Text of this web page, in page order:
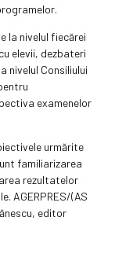
la nivelul fiecărei
elevii, dezbateri
nivelul Consiliului
examenelor
urmărite
familiarizarea
rezultatelor
AGERPRES/(AS
editor